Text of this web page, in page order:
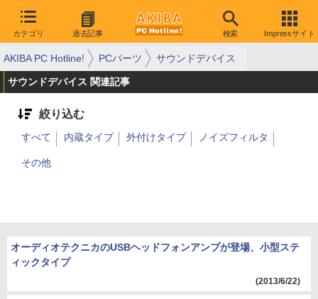
カテゴリ 過去記事 検索 Impressサイト
AKIBA PC Hotline! PCパーツ サウンドデバイス
サウンドデバイス 関連記事
絞り込む
すべて 内蔵タイプ 外付けタイプ ノイズフィルタ
その他
オーディオテクニカのUSBヘッドフォンアンプが登場、小型ステ
ィックタイプ
(2013/6/22)